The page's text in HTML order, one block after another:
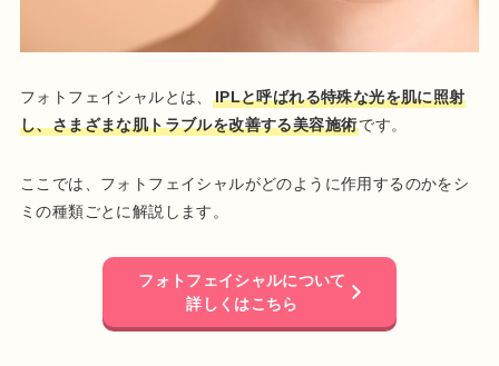
フォトフェイシャルとは、
IPLと呼ばれる特殊な光を肌に照射
し、さまざまな肌トラブルを改善する美容施術です。
ここでは、フォトフェイシャルがどのように作用するのかをシ
ミの種類ごとに解説します。
フォトフェイシャルについて
詳しくはこちら